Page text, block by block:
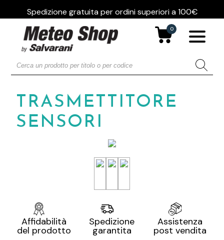
Spedizione gratuita per ordini superiori a 100€
0
TRASMETTITORE
SENSORI
Affidabilità
del prodotto
Spedizione
garantita
Assistenza
post vendita